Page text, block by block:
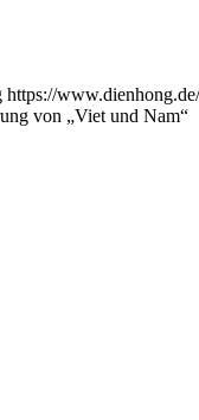
https://
von „Viet und Nam“